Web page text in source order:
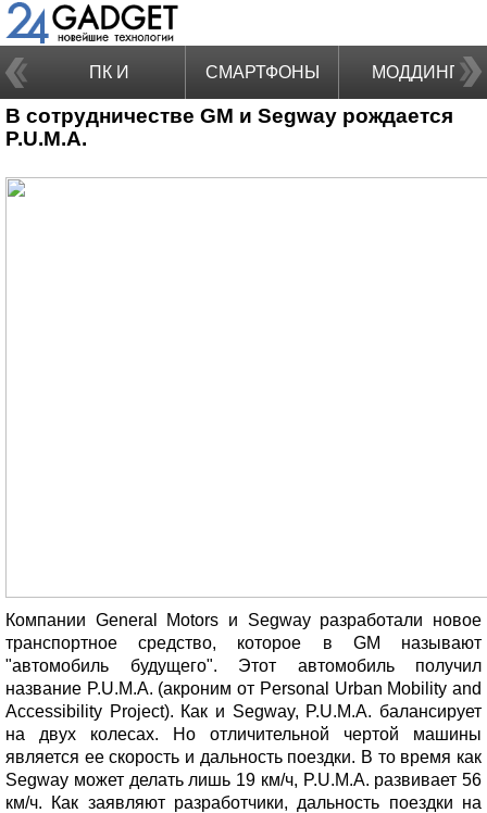
ПК И
НОУТБУКИ
СМАРТФОНЫ МОДДИНГ
В сотрудничестве GM и Segway рождается
P.U.M.A.
Компании General Motors и Segway разработали новое
транспортное средство, которое в GM называют
"автомобиль будущего". Этот автомобиль получил
название P.U.M.A. (акроним от Personal Urban Mobility and
Accessibility Project). Как и Segway, P.U.M.A. балансирует
на двух колесах. Но отличительной чертой машины
является ее скорость и дальность поездки. В то время как
Segway может делать лишь 19 км/ч, P.U.M.A. развивает 56
км/ч. Как заявляют разработчики, дальность поездки на